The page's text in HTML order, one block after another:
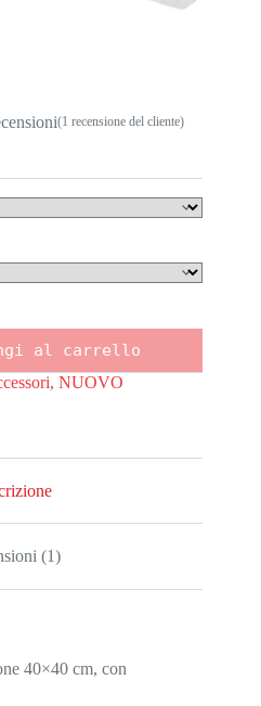
(1 recensione del cliente)
al carrello
, NUOVO
(1)
40×40 cm, con